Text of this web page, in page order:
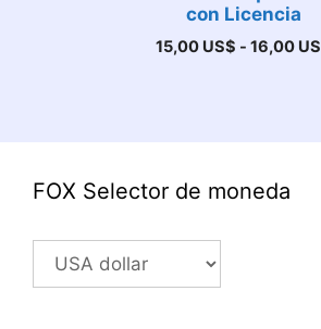
con Licencia
15,00 US$ - 16,00
FOX Selector de moneda